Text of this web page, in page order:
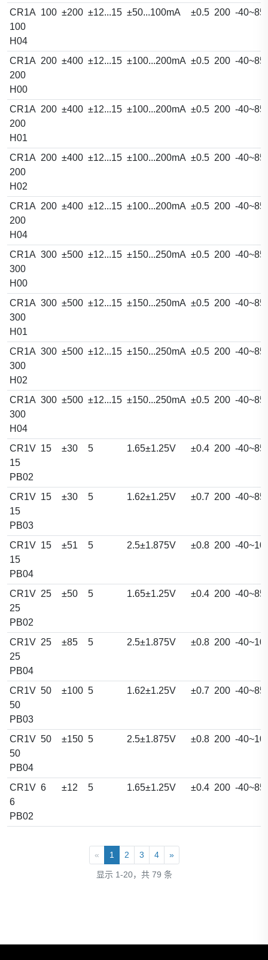
CR1A
100
H04
100 ±200 ±12...15 ±50...100mA ±0.5 200 -40~85
CR1A
200
H00
200 ±400 ±12...15 ±100...200mA ±0.5 200 -40~85
CR1A
200
H01
200 ±400 ±12...15 ±100...200mA ±0.5 200 -40~85
CR1A
200
H02
200 ±400 ±12...15 ±100...200mA ±0.5 200 -40~85
CR1A
200
H04
200 ±400 ±12...15 ±100...200mA ±0.5 200 -40~85
CR1A
300
H00
300 ±500 ±12...15 ±150...250mA ±0.5 200 -40~85
CR1A
300
H01
300 ±500 ±12...15 ±150...250mA ±0.5 200 -40~85
CR1A
300
H02
300 ±500 ±12...15 ±150...250mA ±0.5 200 -40~85
CR1A
300
H04
300 ±500 ±12...15 ±150...250mA ±0.5 200 -40~85
CR1V
15
PB02
15 ±30 5 1.65±1.25V ±0.4 200 -40~85
CR1V
15
PB03
15 ±30 5 1.62±1.25V ±0.7 200 -40~85
CR1V
15
PB04
15 ±51 5 2.5±1.875V ±0.8 200 -
CR1V
25
PB02
25 ±50 5 1.65±1.25V ±0.4 200 -40~85
CR1V
25
PB04
25 ±85 5 2.5±1.875V ±0.8 200 -
CR1V
50
PB03
50 ±100 5 1.62±1.25V ±0.7 200 -40~85
CR1V
50
PB04
50 ±150 5 2.5±1.875V ±0.8 200 -
CR1V
6
PB02
6 ±12 5 1.65±1.25V ±0.4 200 -40~85
« 1 2 3 4 »
显示 1-20，共 79 条